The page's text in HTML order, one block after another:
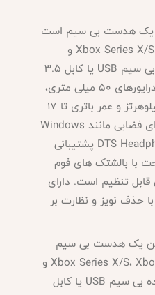
یک هدست بی سیم است
که با دستگاه های Xbox Series X/S، Xbox One و
Windows 10/11 از طریق دانگل بی سیم USB یا کابل 3.5
میلی متری سازگار است. دارای درایورهای 50 میلی متری،
پاسخ فرکانسی 20 هرتز تا 20 کیلوهرتز و عمر باتری تا 17
ساعت است. از فناوری‌های صدای فضایی مانند Windows
Sonic، Dolby Atmos و DTS Headphone:X پشتیبانی
با بالشتک های فوم
قابل تنظیم است. دارای
حذف نویز و نظارت بر
یک هدست بی سیم
است که با دستگاه های Xbox Series X/S، Xbox One و
Windows 10/11 از طریق فرستنده بی سیم USB یا کابل